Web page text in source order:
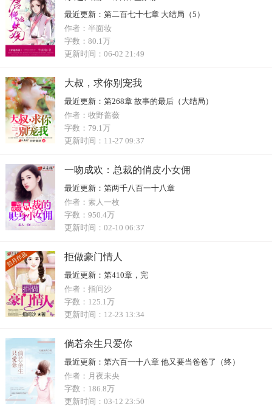
最近更新： 第二百七十七章 大结局（5）
作者： 半面妆
字数： 80.1万
更新时间： 06-02 21:49
大叔，求你别宠我
最近更新： 第268章 故事的最后（大结局）
作者： 牧野蔷薇
字数： 79.1万
更新时间： 11-27 09:37
一吻成欢：总裁的俏皮小女佣
最近更新： 第两千八百一十八章
作者： 素人一枚
字数： 950.4万
更新时间： 02-10 06:37
拒做豪门情人
最近更新： 第410章，完
作者： 指间沙
字数： 125.1万
更新时间： 12-23 13:34
倘若余生只爱你
最近更新： 第六百一十八章 他又要当爸爸了（终）
作者： 月夜未央
字数： 186.8万
更新时间： 03-12 23:50